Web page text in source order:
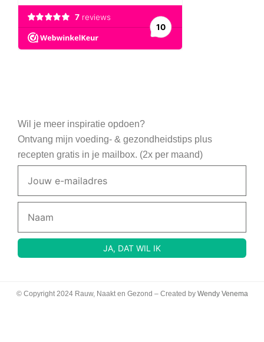
Wil je meer inspiratie opdoen?
Ontvang mijn voeding- & gezondheidstips plus
recepten gratis in je mailbox. (2x per maand)
© Copyright 2024 Rauw, Naakt en Gezond – Created by Wendy Venema